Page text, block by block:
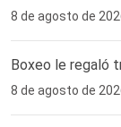
8 de agosto de
Boxeo le regaló
8 de agosto de